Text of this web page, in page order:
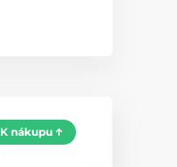
K nákupu